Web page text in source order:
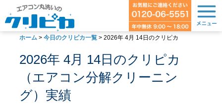
ホーム > 今日のクリピカ一覧 > 2026年 4月 14日のクリピカ
2026年 4月 14日のクリピカ
（エアコン分解クリーニン
グ）実績